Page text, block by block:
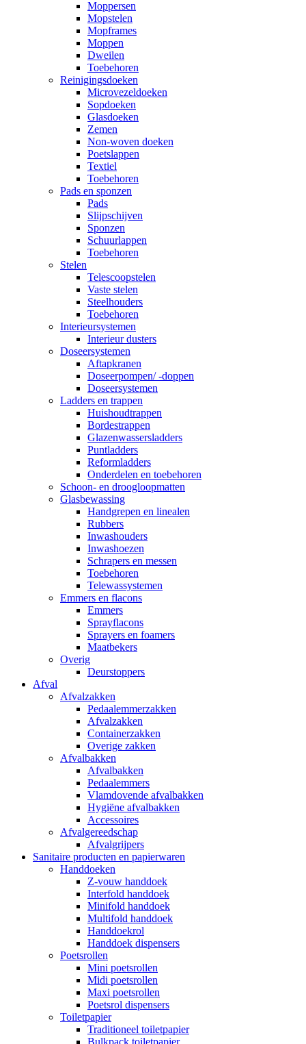
Moppersen
Mopstelen
Mopframes
Moppen
Dweilen
Toebehoren
Reinigingsdoeken
Microvezeldoeken
Sopdoeken
Glasdoeken
Zemen
Non-woven doeken
Poetslappen
Textiel
Toebehoren
Pads en sponzen
Pads
Slijpschijven
Sponzen
Schuurlappen
Toebehoren
Stelen
Telescoopstelen
Vaste stelen
Steelhouders
Toebehoren
Interieursystemen
Interieur dusters
Doseersystemen
Aftapkranen
Doseerpompen/ -doppen
Doseersystemen
Ladders en trappen
Huishoudtrappen
Bordestrappen
Glazenwassersladders
Puntladders
Reformladders
Onderdelen en toebehoren
Schoon- en droogloopmatten
Glasbewassing
Handgrepen en linealen
Rubbers
Inwashouders
Inwashoezen
Schrapers en messen
Toebehoren
Telewassystemen
Emmers en flacons
Emmers
Sprayflacons
Sprayers en foamers
Maatbekers
Overig
Deurstoppers
Afval
Afvalzakken
Pedaalemmerzakken
Afvalzakken
Containerzakken
Overige zakken
Afvalbakken
Afvalbakken
Pedaalemmers
Vlamdovende afvalbakken
Hygiëne afvalbakken
Accessoires
Afvalgereedschap
Afvalgrijpers
Sanitaire producten en papierwaren
Handdoeken
Z-vouw handdoek
Interfold handdoek
Minifold handdoek
Multifold handdoek
Handdoekrol
Handdoek dispensers
Poetsrollen
Mini poetsrollen
Midi poetsrollen
Maxi poetsrollen
Poetsrol dispensers
Toiletpapier
Traditioneel toiletpapier
Bulkpack toiletpapier